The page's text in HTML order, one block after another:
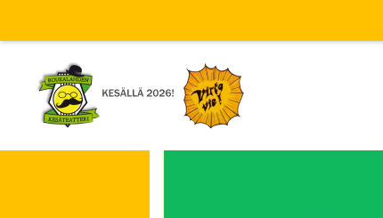
Virta vie